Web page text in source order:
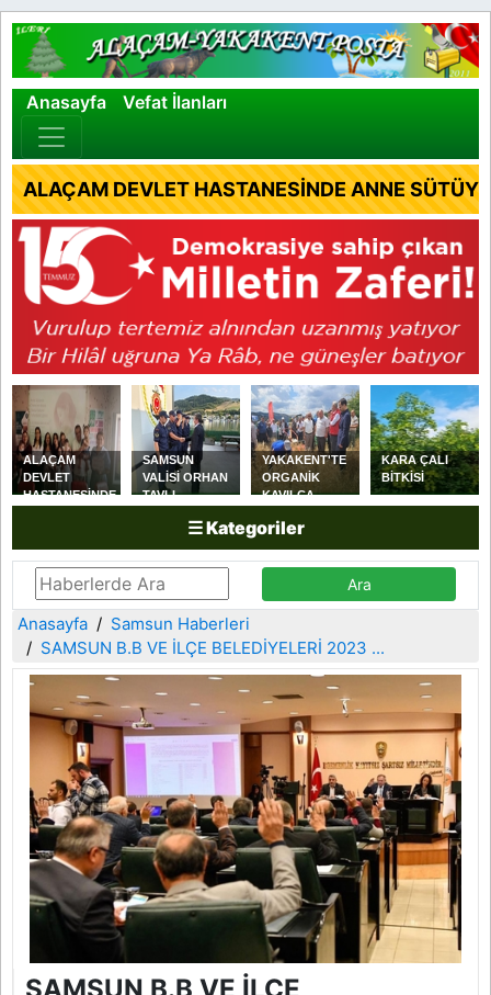
Anasayfa Vefat İlanları
ALAÇAM DEVLET HASTANESİNDE ANNE
ALAÇAM
DEVLET
HASTANESİNDE
BESLENMENİN
ÖNEMİNE
DİKKAT
ÇEKİLDİ
SAMSUN
VALİSİ ORHAN
TAVLI
GÜVENLİK
KOLLUK
DESTEK
KOMUTANLIĞINI
ZİYARET ETTİ
YAKAKENT'TE
ORGANİK
KAVILCA
HASADI
YAPILDI
KARA ÇALI
BİTKİSİ
×
☰ Kategoriler
Anasayfa
Samsun Haberleri
SAMSUN B.B VE İLÇE BELEDİYELERİ 2023 ...